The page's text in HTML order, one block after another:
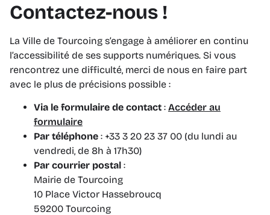
Contactez-nous !
La Ville de Tourcoing s’engage à améliorer en continu
l’accessibilité de ses supports numériques. Si vous
rencontrez une difficulté, merci de nous en faire part
avec le plus de précisions possible :
Via le formulaire de contact : Accéder au
formulaire
Par téléphone : +33 3 20 23 37 00 (du lundi au
vendredi, de 8h à 17h30)
Par courrier postal :
Mairie de Tourcoing
10 Place Victor Hassebroucq
59200 Tourcoing